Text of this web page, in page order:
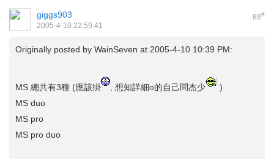
88#
giggs903
2005-4-10 22:59:41
Originally posted by WainSeven at 2005-4-10 10:39 PM:
MS 總共有3種 (應該掛 , 想知詳細o的自己問杰少
)
MS duo
MS pro
MS pro duo